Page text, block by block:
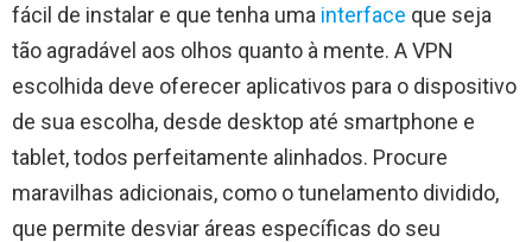
fácil de instalar e que tenha uma interface que seja
tão agradável aos olhos quanto à mente. A VPN
escolhida deve oferecer aplicativos para o dispositivo
de sua escolha, desde desktop até smartphone e
tablet, todos perfeitamente alinhados. Procure
maravilhas adicionais, como o tunelamento dividido,
que permite desviar áreas específicas do seu